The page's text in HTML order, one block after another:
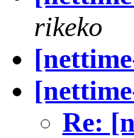
rikeko
Re: